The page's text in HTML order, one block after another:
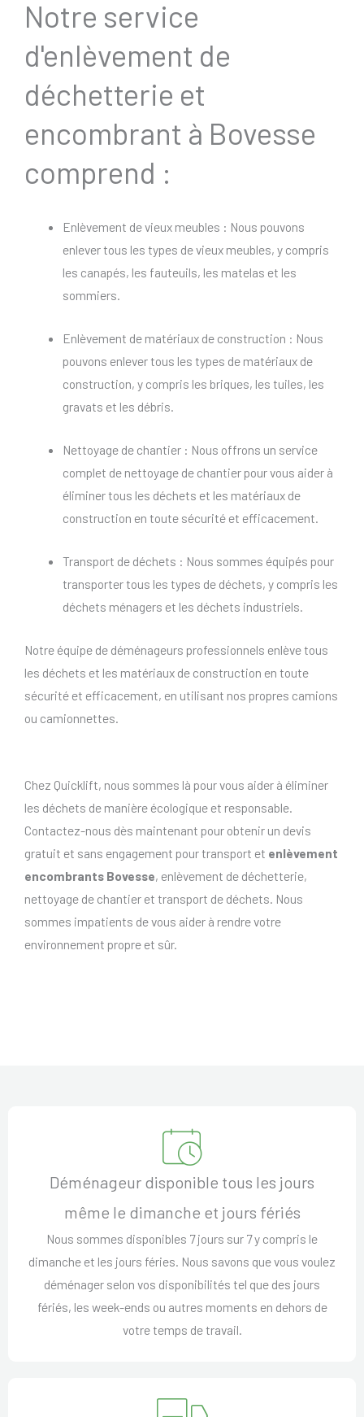
Notre service
d'enlèvement de
déchetterie et
encombrant à Bovesse
comprend :
Enlèvement de vieux meubles : Nous pouvons
enlever tous les types de vieux meubles, y compris
les canapés, les fauteuils, les matelas et les
sommiers.
Enlèvement de matériaux de construction : Nous
pouvons enlever tous les types de matériaux de
construction, y compris les briques, les tuiles, les
gravats et les débris.
Nettoyage de chantier : Nous offrons un service
complet de nettoyage de chantier pour vous aider à
éliminer tous les déchets et les matériaux de
construction en toute sécurité et efficacement.
Transport de déchets : Nous sommes équipés pour
transporter tous les types de déchets, y compris les
déchets ménagers et les déchets industriels.
Notre équipe de déménageurs professionnels enlève tous
les déchets et les matériaux de construction en toute
sécurité et efficacement, en utilisant nos propres camions
ou camionnettes.
Chez Quicklift, nous sommes là pour vous aider à éliminer
les déchets de manière écologique et responsable.
Contactez-nous dès maintenant pour obtenir un devis
gratuit et sans engagement pour transport et enlèvement
encombrants Bovesse, enlèvement de déchetterie,
nettoyage de chantier et transport de déchets. Nous
sommes impatients de vous aider à rendre votre
environnement propre et sûr.
Déménageur disponible tous les jours
même le dimanche et jours fériés
Nous sommes disponibles 7 jours sur 7 y compris le
dimanche et les jours féries. Nous savons que vous voulez
déménager selon vos disponibilités tel que des jours
fériés, les week-ends ou autres moments en dehors de
votre temps de travail.